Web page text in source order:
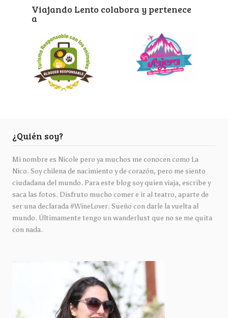
Viajando Lento colabora y pertenece
a
¿Quién soy?
Mi nombre es Nicole pero ya muchos me conocen como La
Nico. Soy chilena de nacimiento y de corazón, pero me siento
ciudadana del mundo. Para este blog soy quien viaja, escribe y
saca las fotos. Disfruto mucho comer e ir al teatro, aparte de
ser una declarada #WineLover. Sueño con darle la vuelta al
mundo. Últimamente tengo un wanderlust que no se me quita
con nada.